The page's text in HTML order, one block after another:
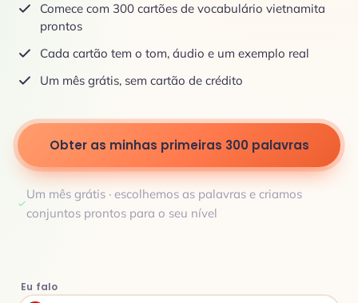
Comece com 300 cartões de vocabulário vietnamita
prontos
Cada cartão tem o tom, áudio e um exemplo real
Um mês grátis, sem cartão de crédito
Obter as minhas primeiras 300 palavras
Um mês grátis · escolhemos as palavras e criamos
conjuntos prontos para o seu nível
Eu falo